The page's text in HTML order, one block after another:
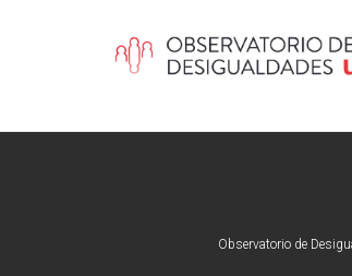
Observatorio de